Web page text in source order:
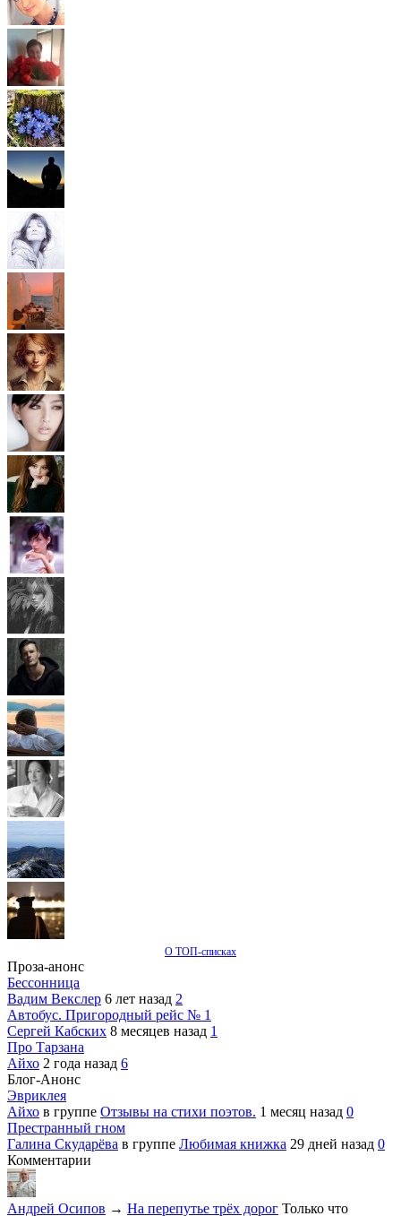
О ТОП-списках
Проза-анонс
Бессонница
Вадим Векслер 6 лет назад 2
Автобус. Пригородный рейс № 1
Сергей Кабских 8 месяцев назад 1
Про Тарзана
Айхо 2 года назад 6
Блог-Анонс
Эвриклея
Айхо в группе Отзывы на стихи поэтов. 1 месяц назад 0
Престранный гном
Галина Скударёва в группе Любимая книжка 29 дней назад 0
Комментарии
Андрей Осипов → На перепутье трёх дорог Только что